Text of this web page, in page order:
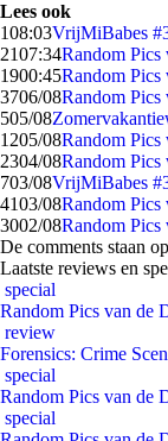
Lees ook
108:03VrijMiBabes
2107:34Random Pics
1900:45Random Pics
3706/08Random Pics
505/08
1205/08Random Pics
2304/08Random Pics
703/08VrijMiBabes
4103/08Random Pics
3002/08Random Pics
De comments staan
Laatste reviews en
special
Random Pics van de
review
Forensics: Crime
special
Random Pics van de
special